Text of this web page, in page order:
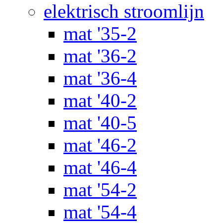
elektrisch stroomlijn
mat '35-2
mat '36-2
mat '36-4
mat '40-2
mat '40-5
mat '46-2
mat '46-4
mat '54-2
mat '54-4